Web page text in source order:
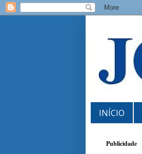
INÍCIO
Publicidade